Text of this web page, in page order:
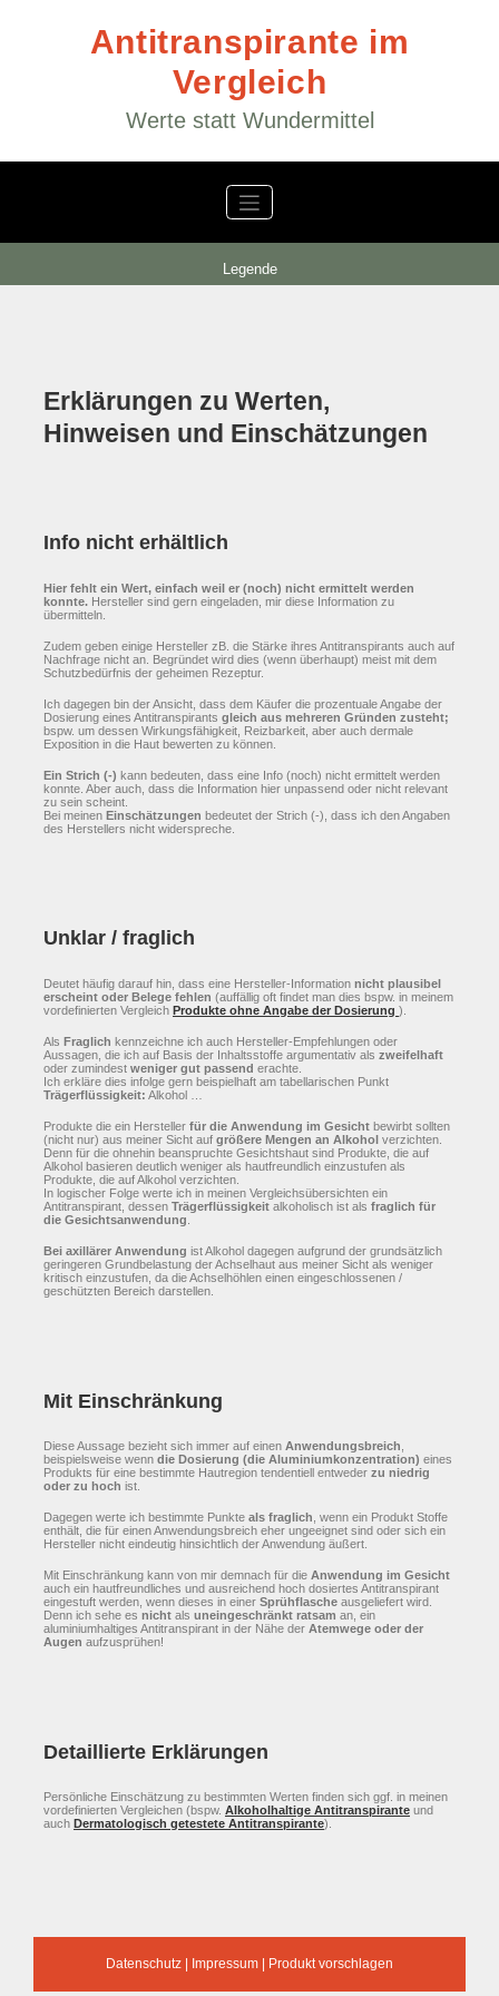
Antitranspirante im
Vergleich
Werte statt Wundermittel
Legende
Erklärungen zu Werten,
Hinweisen und Einschätzungen
Info nicht erhältlich
Hier fehlt ein Wert, einfach weil er (noch) nicht ermittelt werden
konnte. Hersteller sind gern eingeladen, mir diese Information zu
übermitteln.
Zudem geben einige Hersteller zB. die Stärke ihres Antitranspirants auch auf
Nachfrage nicht an. Begründet wird dies (wenn überhaupt) meist mit dem
Schutzbedürfnis der geheimen Rezeptur.
Ich dagegen bin der Ansicht, dass dem Käufer die prozentuale Angabe der
Dosierung eines Antitranspirants gleich aus mehreren Gründen zusteht;
bspw. um dessen Wirkungsfähigkeit, Reizbarkeit, aber auch dermale
Exposition in die Haut bewerten zu können.
Ein Strich (-) kann bedeuten, dass eine Info (noch) nicht ermittelt werden
konnte. Aber auch, dass die Information hier unpassend oder nicht relevant
zu sein scheint.
Bei meinen Einschätzungen bedeutet der Strich (-), dass ich den Angaben
des Herstellers nicht widerspreche.
Unklar / fraglich
Deutet häufig darauf hin, dass eine Hersteller-Information nicht plausibel
erscheint oder Belege fehlen (auffällig oft findet man dies bspw. in meinem
vordefinierten Vergleich Produkte ohne Angabe der Dosierung ).
Als Fraglich kennzeichne ich auch Hersteller-Empfehlungen oder
Aussagen, die ich auf Basis der Inhaltsstoffe argumentativ als zweifelhaft
oder zumindest weniger gut passend erachte.
Ich erkläre dies infolge gern beispielhaft am tabellarischen Punkt
Trägerflüssigkeit: Alkohol …
Produkte die ein Hersteller für die Anwendung im Gesicht bewirbt sollten
(nicht nur) aus meiner Sicht auf größere Mengen an Alkohol verzichten.
Denn für die ohnehin beanspruchte Gesichtshaut sind Produkte, die auf
Alkohol basieren deutlich weniger als hautfreundlich einzustufen als
Produkte, die auf Alkohol verzichten.
In logischer Folge werte ich in meinen Vergleichsübersichten ein
Antitranspirant, dessen Trägerflüssigkeit alkoholisch ist als fraglich für
die Gesichtsanwendung
Bei axillärer Anwendung ist Alkohol dagegen aufgrund der grundsätzlich
geringeren Grundbelastung der Achselhaut aus meiner Sicht als weniger
kritisch einzustufen, da die Achselhöhlen einen eingeschlossenen /
geschützten Bereich darstellen.
Mit Einschränkung
Diese Aussage bezieht sich immer auf einen Anwendungsbreich
beispielsweise wenn die Dosierung (die Aluminiumkonzentration) eines
Produkts für eine bestimmte Hautregion tendentiell entweder zu niedrig
oder zu hoch ist.
Dagegen werte ich bestimmte Punkte als fraglich , wenn ein Produkt Stoffe
enthält, die für einen Anwendungsbreich eher ungeeignet sind oder sich ein
Hersteller nicht eindeutig hinsichtlich der Anwendung äußert.
Mit Einschränkung kann von mir demnach für die Anwendung im Gesicht
auch ein hautfreundliches und ausreichend hoch dosiertes Antitranspirant
eingestuft werden, wenn dieses in einer Sprühflasche ausgeliefert wird.
Denn ich sehe es nicht als uneingeschränkt ratsam an, ein
aluminiumhaltiges Antitranspirant in der Nähe der Atemwege oder der
Augen aufzusprühen!
Detaillierte Erklärungen
Persönliche Einschätzung zu bestimmten Werten finden sich ggf. in meinen
vordefinierten Vergleichen (bspw. Alkoholhaltige Antitranspirante und
auch Dermatologisch getestete Antitranspirante).
Datenschutz Impressum Produkt vorschlagen